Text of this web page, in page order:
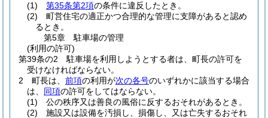
(1)
第35条第2項の条件に違反したとき。
(2)
町営住宅の適正かつ合理的な管理に支障があると認め
るとき。
第5章
駐車場の管理
(利用の許可)
第39条の2
駐車場を利用しようとする者は、町長の許可を
受けなければならない。
2
町長は、 前項の利用が次の各号のいずれかに該当する場合
は、 同項の許可をしてはならない。
(1)
公の秩序又は善良の風俗に反するおそれがあるとき。
(2)
施設又は設備を汚損し、損傷し、又は亡失するおそれ